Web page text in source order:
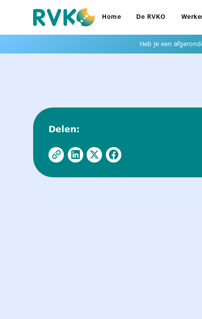
Home De RVKO
Heb je een
Delen: